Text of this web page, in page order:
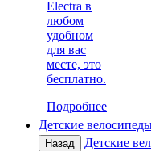
Electra в
любом
удобном
для вас
месте, это
бесплатно.
Подробнее
Детские
Назад
Детские